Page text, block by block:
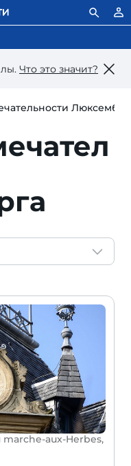
Что это значит?
marche-aux-Herbes,